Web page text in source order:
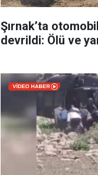
Şırnak’ta
devrildi: Ölü ve